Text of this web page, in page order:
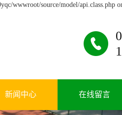
wwwroot/source/model/api.class.php
新闻中心 在线留言